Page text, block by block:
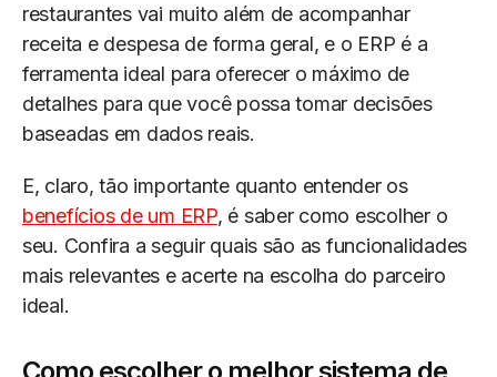
restaurantes vai muito além de acompanhar
receita e despesa de forma geral, e o ERP é a
ferramenta ideal para oferecer o máximo de
detalhes para que você possa tomar decisões
baseadas em dados reais.
E, claro, tão importante quanto entender os
benefícios de um ERP, é saber como escolher o
seu. Confira a seguir quais são as funcionalidades
mais relevantes e acerte na escolha do parceiro
ideal.
Como escolher o melhor sistema de